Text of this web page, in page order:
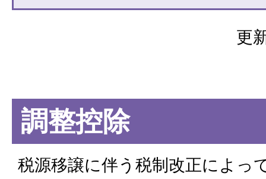
更
調整控除
税源移譲に伴う税制改正によっ